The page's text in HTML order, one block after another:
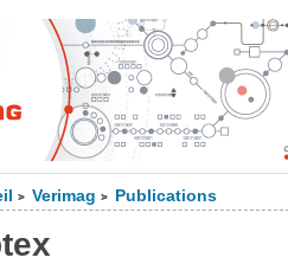
> Verimag > Publications